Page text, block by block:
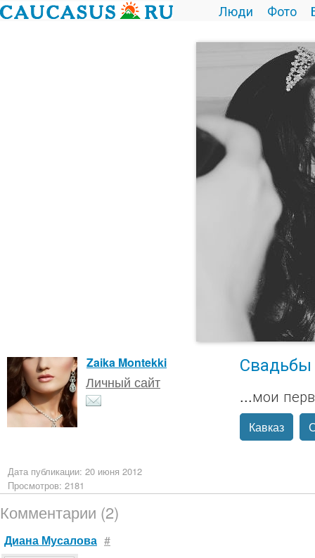
Люди Фото
Zaika Montekki
Личный сайт
Свадьбы
...мои
Кавказ
Дата публикации: 20 июня 2012
Просмотров: 2181
Комментарии (2)
Диана Мусалова #